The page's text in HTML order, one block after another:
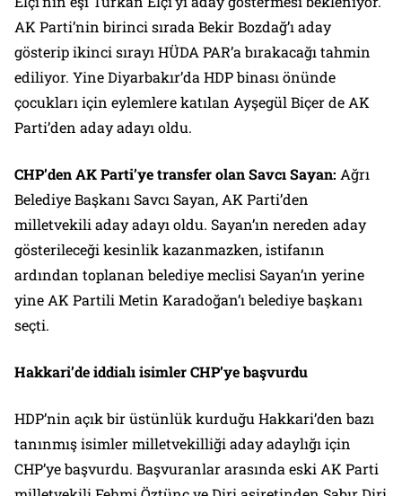
AK Parti’nin birinci sırada Bekir Bozdağ’ı aday
gösterip ikinci sırayı HÜDA PAR’a bırakacağı tahmin
ediliyor. Yine Diyarbakır’da HDP binası önünde
çocukları için eylemlere katılan Ayşegül Biçer de AK
Parti’den aday adayı oldu.
CHP’den AK Parti’ye transfer olan Savcı Sayan: Ağrı
Belediye Başkanı Savcı Sayan, AK Parti’den
milletvekili aday adayı oldu. Sayan’ın nereden aday
gösterileceği kesinlik kazanmazken, istifanın
ardından toplanan belediye meclisi Sayan’ın yerine
yine AK Partili Metin Karadoğan’ı belediye başkanı
seçti.
Hakkari’de iddialı isimler CHP’ye başvurdu
HDP’nin açık bir üstünlük kurduğu Hakkari’den bazı
tanınmış isimler milletvekilliği aday adaylığı için
CHP’ye başvurdu. Başvuranlar arasında eski AK Parti